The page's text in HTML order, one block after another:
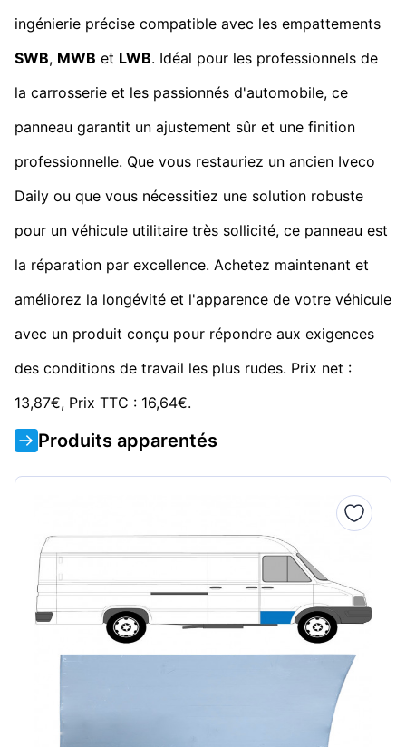
ingénierie précise compatible avec les empattements
SWB, MWB et LWB. Idéal pour les professionnels de
la carrosserie et les passionnés d'automobile, ce
panneau garantit un ajustement sûr et une finition
professionnelle. Que vous restauriez un ancien Iveco
Daily ou que vous nécessitiez une solution robuste
pour un véhicule utilitaire très sollicité, ce panneau est
la réparation par excellence. Achetez maintenant et
améliorez la longévité et l'apparence de votre véhicule
avec un produit conçu pour répondre aux exigences
des conditions de travail les plus rudes. Prix net :
13,87€, Prix TTC : 16,64€.
Produits apparentés